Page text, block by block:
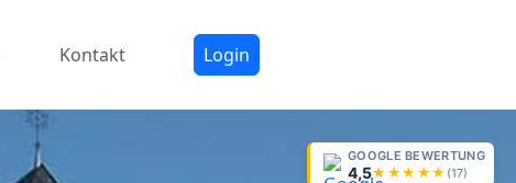
Kontakt Login
GOOGLE BEWERTUNG
4,5★★★★★ (17)